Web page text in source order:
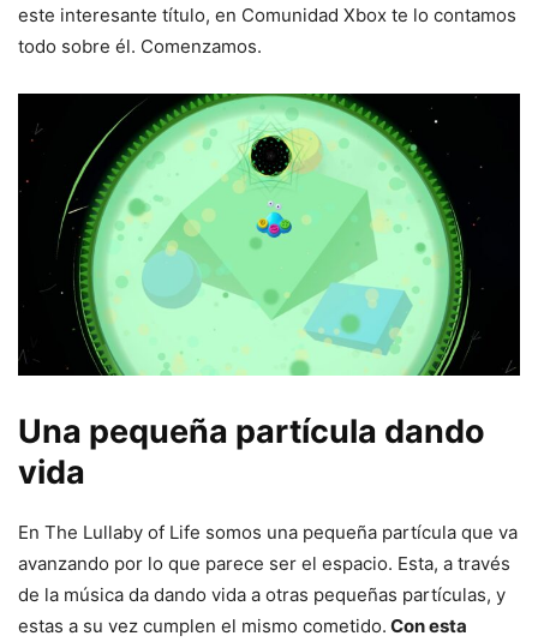
este interesante título, en Comunidad Xbox te lo contamos
todo sobre él. Comenzamos.
Una pequeña partícula dando
vida
En The Lullaby of Life somos una pequeña partícula que va
avanzando por lo que parece ser el espacio. Esta, a través
de la música da dando vida a otras pequeñas partículas, y
estas a su vez cumplen el mismo cometido. Con esta